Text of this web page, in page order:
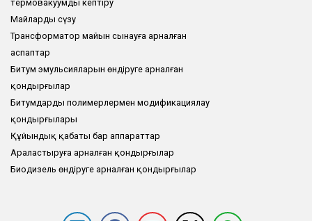
термовакуумды кептіру
Майларды сүзу
Трансформатор майын сынауға арналған
аспаптар
Битум эмульсияларын өндіруге арналған
қондырғылар
Битумдарды полимерлермен модификациялау
қондырғылары
Құйындық қабаты бар аппараттар
Араластыруға арналған қондырғылар
Биодизель өндіруге арналған қондырғылар